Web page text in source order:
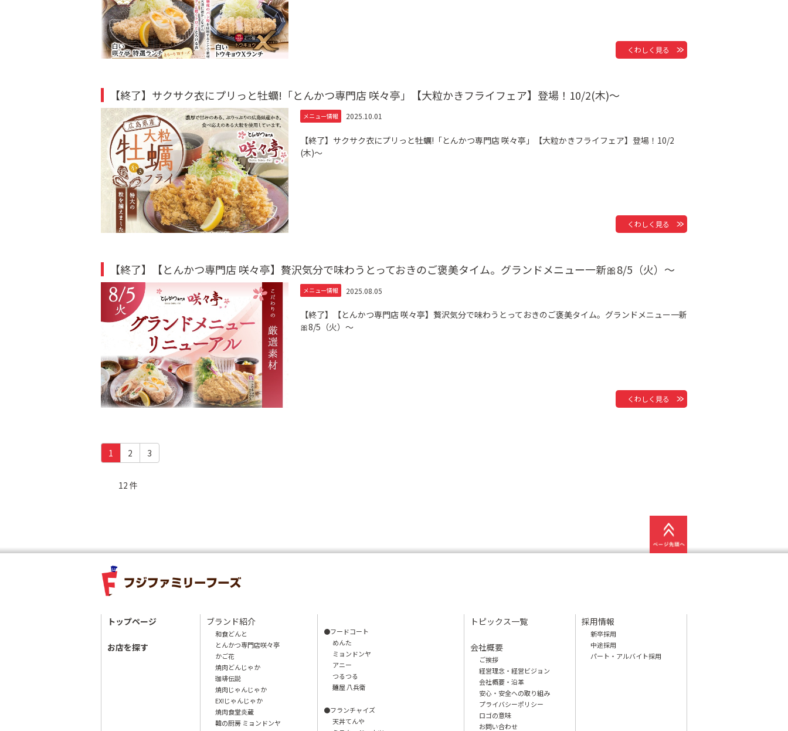
くわしく見る
【終了】サクサク衣にプリっと牡蠣!「とんかつ専門店 咲々亭」【大粒かきフライフェア】登場！10/2(木)～
メニュー情報 2025.10.01
【終了】サクサク衣にプリっと牡蠣!「とんかつ専門店 咲々亭」【大粒かきフライフェア】登場！10/2
(木)～
くわしく見る
【終了】【とんかつ専門店 咲々亭】贅沢気分で味わうとっておきのご褒美タイム。グランドメニュー一新🎀8/5（火）～
メニュー情報 2025.08.05
【終了】【とんかつ専門店 咲々亭】贅沢気分で味わうとっておきのご褒美タイム。グランドメニュー一新
🎀8/5（火）～
くわしく見る
1
u
2 3
12 件
トップページ
お店を探す
ブランド紹介
和食どんと
とんかつ専門店咲々亭
かご花
焼肉どんじゃか
珈琲伝説
焼肉じゃんじゃか
EX!じゃんじゃか
焼肉食堂炎蔵
韓の厨房 ミョンドンヤ
●フードコート
めんた
ミョンドンヤ
アニー
つるつる
麺屋 八兵衛
●フランチャイズ
天丼てんや
トピックス一覧
会社概要
ご挨拶
経営理念・経営ビジョン
会社概要・沿革
安心・安全への取り組み
プライバシーポリシー
ロゴの意味
お問い合わせ
採用情報
新卒採用
中途採用
パート・アルバイト採用